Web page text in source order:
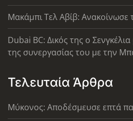
Μακάμπι Τελ Αβίβ: Ανακοίνωσε
Dubai BC: Δικός της ο
της συνεργασίας του με την
Τελευταία Άρθρα
Μύκονος: Αποδέσμευσε επτά